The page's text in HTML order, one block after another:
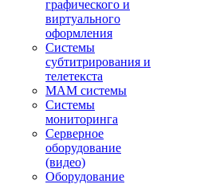
графического и
виртуального
оформления
Системы
субтитрирования и
телетекста
MAM системы
Системы
мониторинга
Серверное
оборудование
(видео)
Оборудование